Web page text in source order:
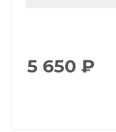
5 650 ₽